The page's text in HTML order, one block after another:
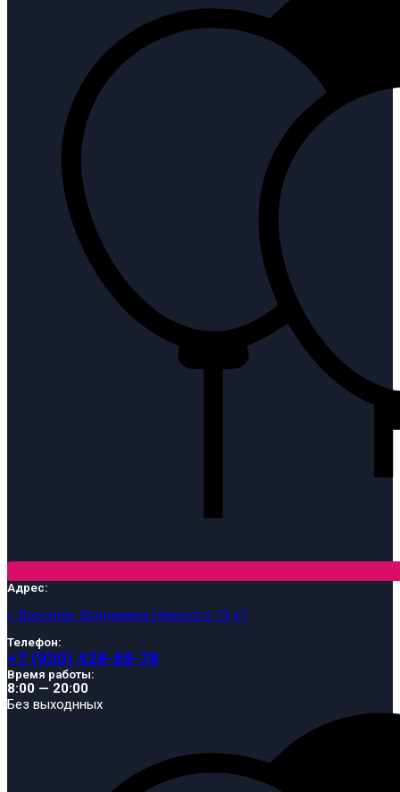
Адрес:
г. Воронеж, Владимира Невского 13 к1
Телефон:
+7 (930) 428-88-78
Время работы:
8:00 — 20:00
Без выходнных